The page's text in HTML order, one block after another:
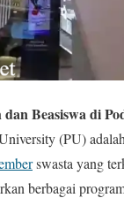
Beasiswa di
(PU)
swasta yang
berbagai